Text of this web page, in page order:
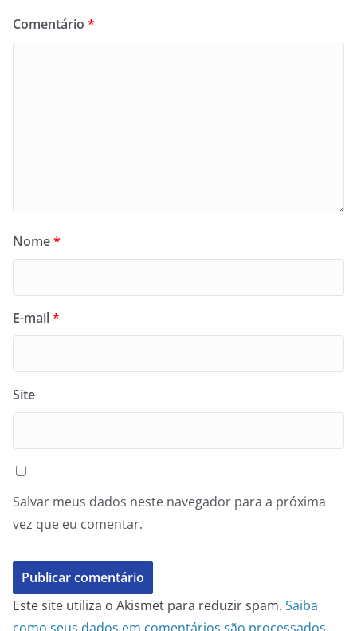
Comentário *
Nome*
E-mail*
Site
Salvar meus dados neste navegador para a próxima
vez que eu comentar.
Este site utiliza o Akismet para reduzir spam. Saiba